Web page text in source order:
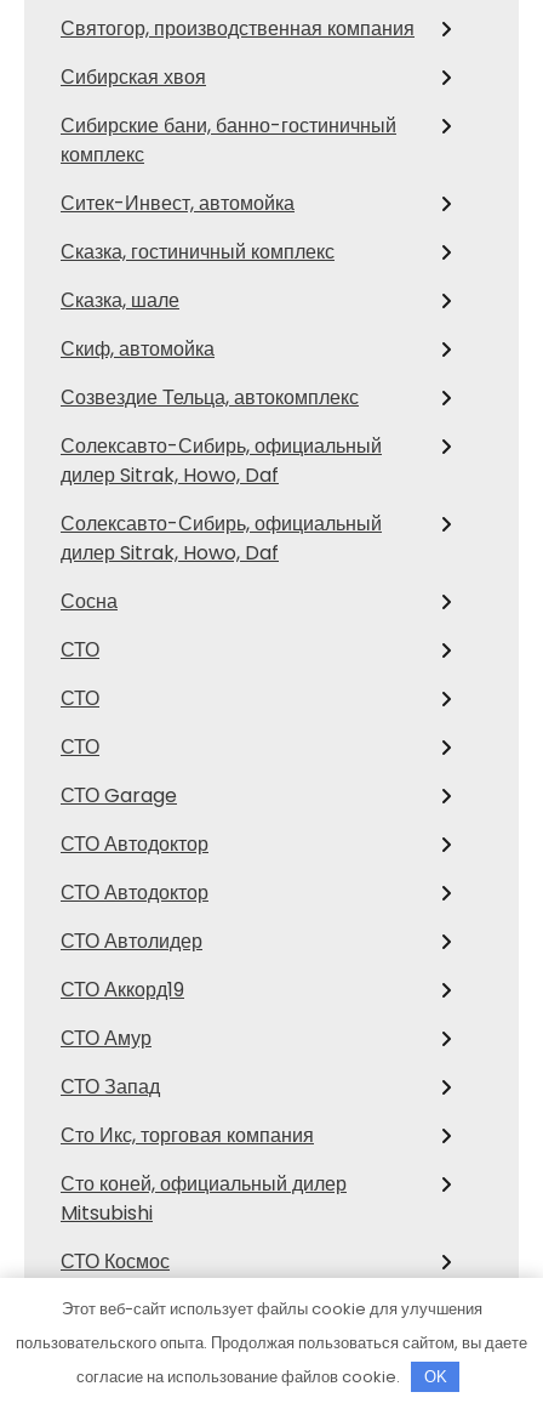
Святогор, производственная компания
Сибирская хвоя
Сибирские бани, банно-гостиничный
комплекс
Ситек-Инвест, автомойка
Сказка, гостиничный комплекс
Сказка, шале
Скиф, автомойка
Созвездие Тельца, автокомплекс
Солексавто-Сибирь, официальный
дилер Sitrak, Howo, Daf
Солексавто-Сибирь, официальный
дилер Sitrak, Howo, Daf
Сосна
СТО
СТО
СТО
СТО Garage
СТО Автодоктор
СТО Автодоктор
СТО Автолидер
СТО Аккорд19
СТО Амур
СТО Запад
Сто Икс, торговая компания
Сто коней, официальный дилер
Mitsubishi
СТО Космос
Сулак, гостиничный комплекс
Тазик на Мариинском, сауна
Этот веб-сайт использует файлы cookie для улучшения
пользовательского опыта. Продолжая пользоваться сайтом, вы даете
согласие на использование файлов cookie.
OK